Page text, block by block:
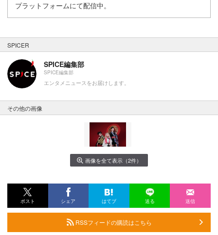
プラットフォームにて配信中。
SPICER
SPICE編集部
SPICE編集部
エンタメニュースをお届けします。
その他の画像
画像を全て表示（2件）
ポスト シェア はてブ 送る 送信
RSSフィードの購読はこちら